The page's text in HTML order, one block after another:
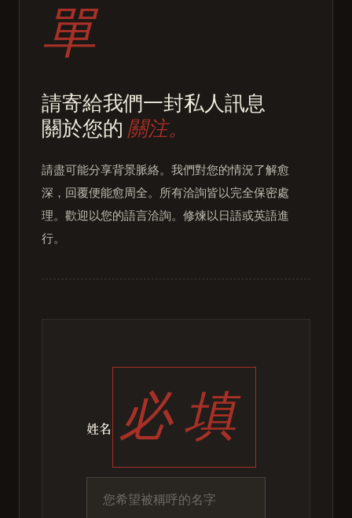
單
請寄給我們一封私人訊息
關於您的 關注。
請盡可能分享背景脈絡。我們對您的情況了解愈
深，回覆便能愈周全。所有洽詢皆以完全保密處
理。歡迎以您的語言洽詢。修煉以日語或英語進
行。
姓名 必填